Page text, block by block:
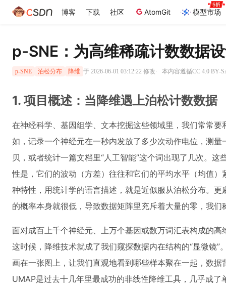
博客 下载 社区 AtomGit 模型市场
p-SNE：为高维稀疏计数数据
p-SNE 泊松分布 降维 于 2026-06-01 03:12:22 修改· 本内容遵循CC 4.0 BY-
1. 项目概述：当降维遇上泊松计数数据
在神经科学、基因组学、文本挖掘这些领域里，我们常常
如，记录一个神经元在一秒内发放了多少次动作电位，测
贝，或者统计一篇文档里“人工智能”这个词出现了几次。
性是，它们的波动（方差）往往和它们的平均水平（均值
种特性，用统计学的语言描述，就是近似服从泊松分布。
的概率本身就很低，导致数据矩阵里充斥着大量的零，我
面对成百上千个神经元、上万个基因或数万词汇表构成的
这时候，降维技术就成了我们窥探数据内在结构的“显微镜
画在一张图上，让我们直观地看到哪些样本聚在一起，数
UMAP是过去十几年里最成功的非线性降维工具，几乎成